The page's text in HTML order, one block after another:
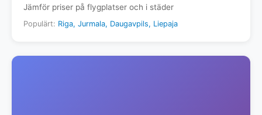
Jämför priser på flygplatser och i städer
Populärt: Riga, Jurmala, Daugavpils, Liepaja